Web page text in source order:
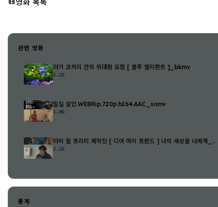
관련 영화
아기 코끼리 칸의 위대한 모험 [ 블루 엘리펀트 ]_bkmv
2.2G
밀실 살인.WEBRip.720p.h264.AAC_snmv
1.8G
아이 필 프리티 제작진 [ 디어 마이 프렌드 ] 나의 세상을 너에게_..
2.2G
통계